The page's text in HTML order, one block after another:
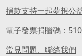
捐款支持一起夢想公
電子發票捐贈碼：510
常見問題、聯絡我們